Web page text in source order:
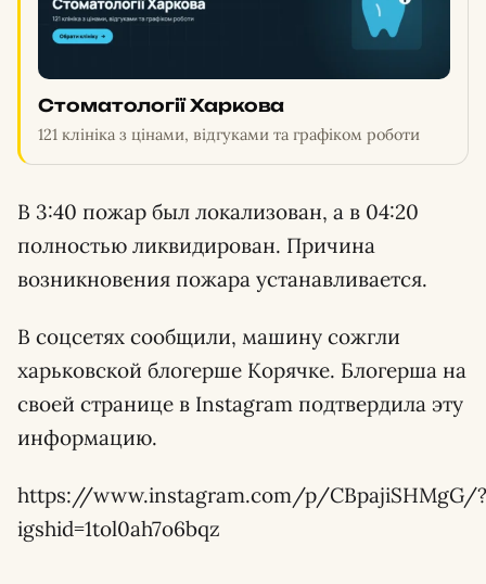
Стоматології Харкова
121 клініка з цінами, відгуками та графіком роботи
В 3:40 пожар был локализован, а в 04:20
полностью ликвидирован. Причина
возникновения пожара устанавливается.
В соцсетях сообщили, машину сожгли
харьковской блогерше Корячке. Блогерша на
своей странице в Instagram подтвердила эту
информацию.
https://www.instagram.com/p/CBpajiSHMgG/?
igshid=1tol0ah7o6bqz